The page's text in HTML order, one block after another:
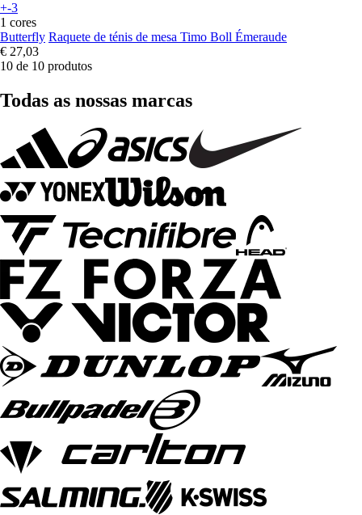
+-3
1 cores
Butterfly Raquete de ténis de mesa Timo Boll Émeraude
€ 27,03
10 de 10 produtos
Todas as nossas marcas